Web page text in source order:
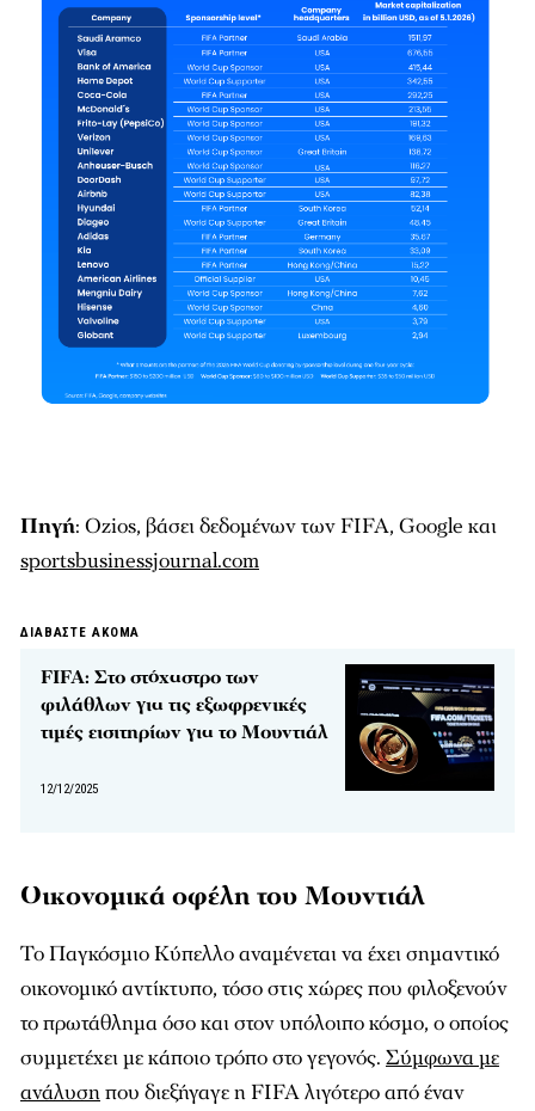
Πηγή: Ozios, βάσει δεδομένων των FIFA, Google και
sportsbusinessjournal.com
ΔΙΑΒΑΣΤΕ ΑΚΟΜΑ
FIFA: Στο στόχαστρο των
φιλάθλων για τις εξωφρενικές
τιμές εισιτηρίων για το Μουντιάλ
12/12/2025
Οικονομικά οφέλη του Μουντιάλ
Το Παγκόσμιο Κύπελλο αναμένεται να έχει σημαντικό
οικονομικό αντίκτυπο, τόσο στις χώρες που φιλοξενούν
το πρωτάθλημα όσο και στον υπόλοιπο κόσμο, ο οποίος
συμμετέχει με κάποιο τρόπο στο γεγονός. Σύμφωνα με
ανάλυσηπου διεξήγαγε η FIFA λιγότερο από έναν